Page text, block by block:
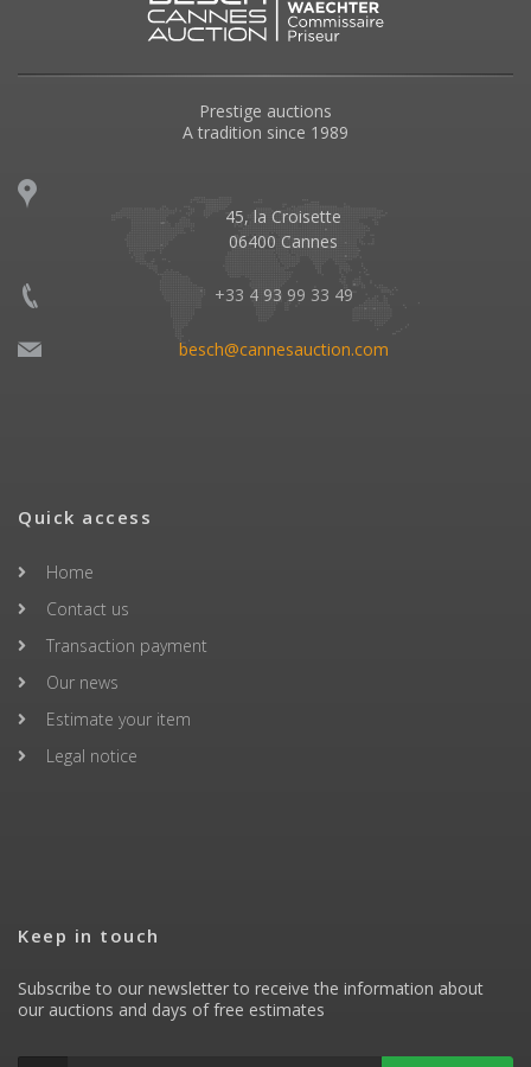
Prestige auctions
A tradition since 1989
45, la Croisette
06400 Cannes
+33 4 93 99 33 49
besch@cannesauction.com
Quick access
Home
Contact us
Transaction payment
Our news
Estimate your item
Legal notice
Keep in touch
Subscribe to our newsletter to receive the information about
our auctions and days of free estimates